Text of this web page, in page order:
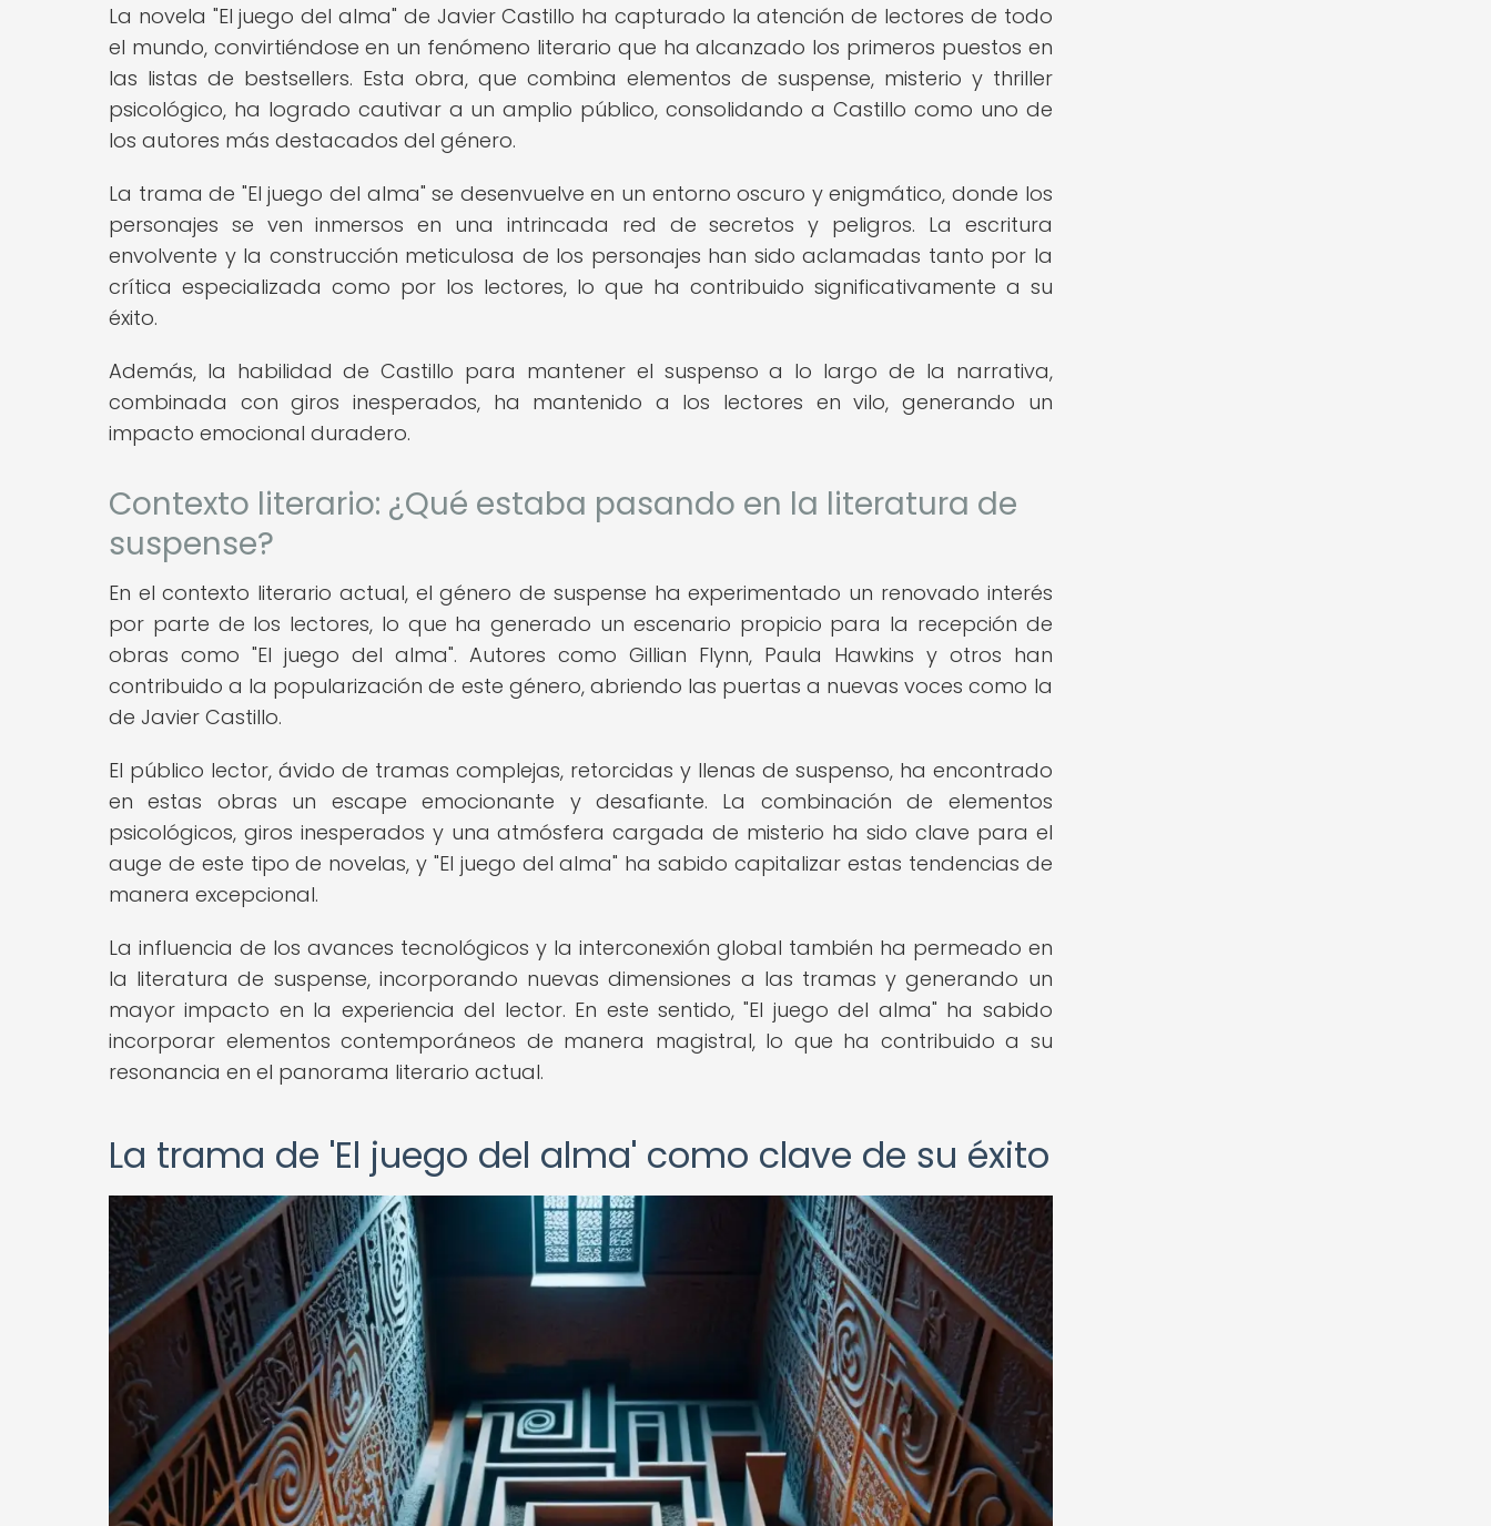
La novela "El juego del alma" de Javier Castillo ha capturado la atención de lectores de todo
el mundo, convirtiéndose en un fenómeno literario que ha alcanzado los primeros puestos en
las listas de bestsellers. Esta obra, que combina elementos de suspense, misterio y thriller
psicológico, ha logrado cautivar a un amplio público, consolidando a Castillo como uno de
los autores más destacados del género.
La trama de "El juego del alma" se desenvuelve en un entorno oscuro y enigmático, donde los
personajes se ven inmersos en una intrincada red de secretos y peligros. La escritura
envolvente y la construcción meticulosa de los personajes han sido aclamadas tanto por la
crítica especializada como por los lectores, lo que ha contribuido significativamente a su
éxito.
Además, la habilidad de Castillo para mantener el suspenso a lo largo de la narrativa,
combinada con giros inesperados, ha mantenido a los lectores en vilo, generando un
impacto emocional duradero.
Contexto literario: ¿Qué estaba pasando en la literatura de
suspense?
En el contexto literario actual, el género de suspense ha experimentado un renovado interés
por parte de los lectores, lo que ha generado un escenario propicio para la recepción de
obras como "El juego del alma". Autores como Gillian Flynn, Paula Hawkins y otros han
contribuido a la popularización de este género, abriendo las puertas a nuevas voces como la
de Javier Castillo.
El público lector, ávido de tramas complejas, retorcidas y llenas de suspenso, ha encontrado
en estas obras un escape emocionante y desafiante. La combinación de elementos
psicológicos, giros inesperados y una atmósfera cargada de misterio ha sido clave para el
auge de este tipo de novelas, y "El juego del alma" ha sabido capitalizar estas tendencias de
manera excepcional.
La influencia de los avances tecnológicos y la interconexión global también ha permeado en
la literatura de suspense, incorporando nuevas dimensiones a las tramas y generando un
mayor impacto en la experiencia del lector. En este sentido, "El juego del alma" ha sabido
incorporar elementos contemporáneos de manera magistral, lo que ha contribuido a su
resonancia en el panorama literario actual.
La trama de 'El juego del alma' como clave de su éxito